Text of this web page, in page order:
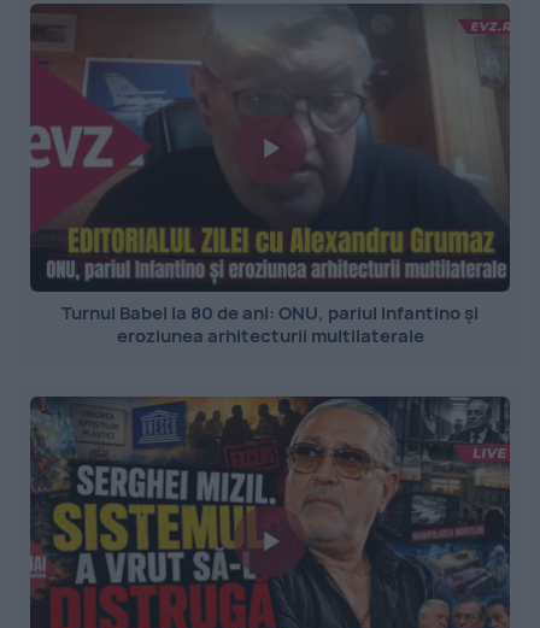
Turnul Babel la 80 de ani: ONU, pariul Infantino și
eroziunea arhitecturii multilaterale